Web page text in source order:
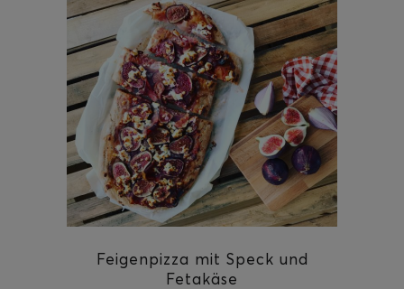
Eis am Stil
Feigenpizza mit Speck und
Fetakäse